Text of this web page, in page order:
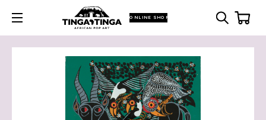
ONLINE SHOP